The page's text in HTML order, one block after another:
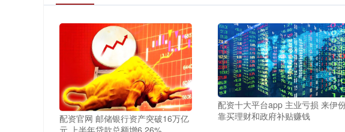
配资官网 邮储银行资产突破16万亿
配资十大平台app 主业亏损 来伊
靠买理财和政府补贴赚钱